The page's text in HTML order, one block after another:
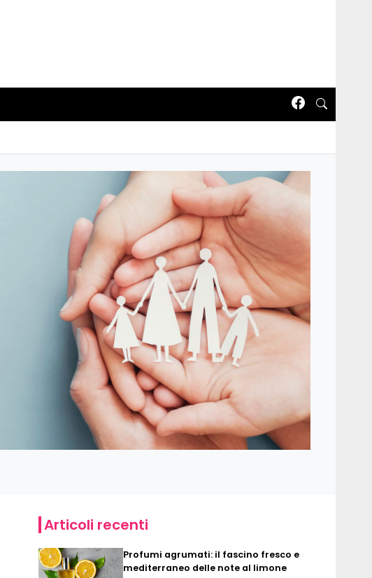
Articoli recenti
Profumi agrumati: il fascino fresco e
mediterraneo delle note al limone